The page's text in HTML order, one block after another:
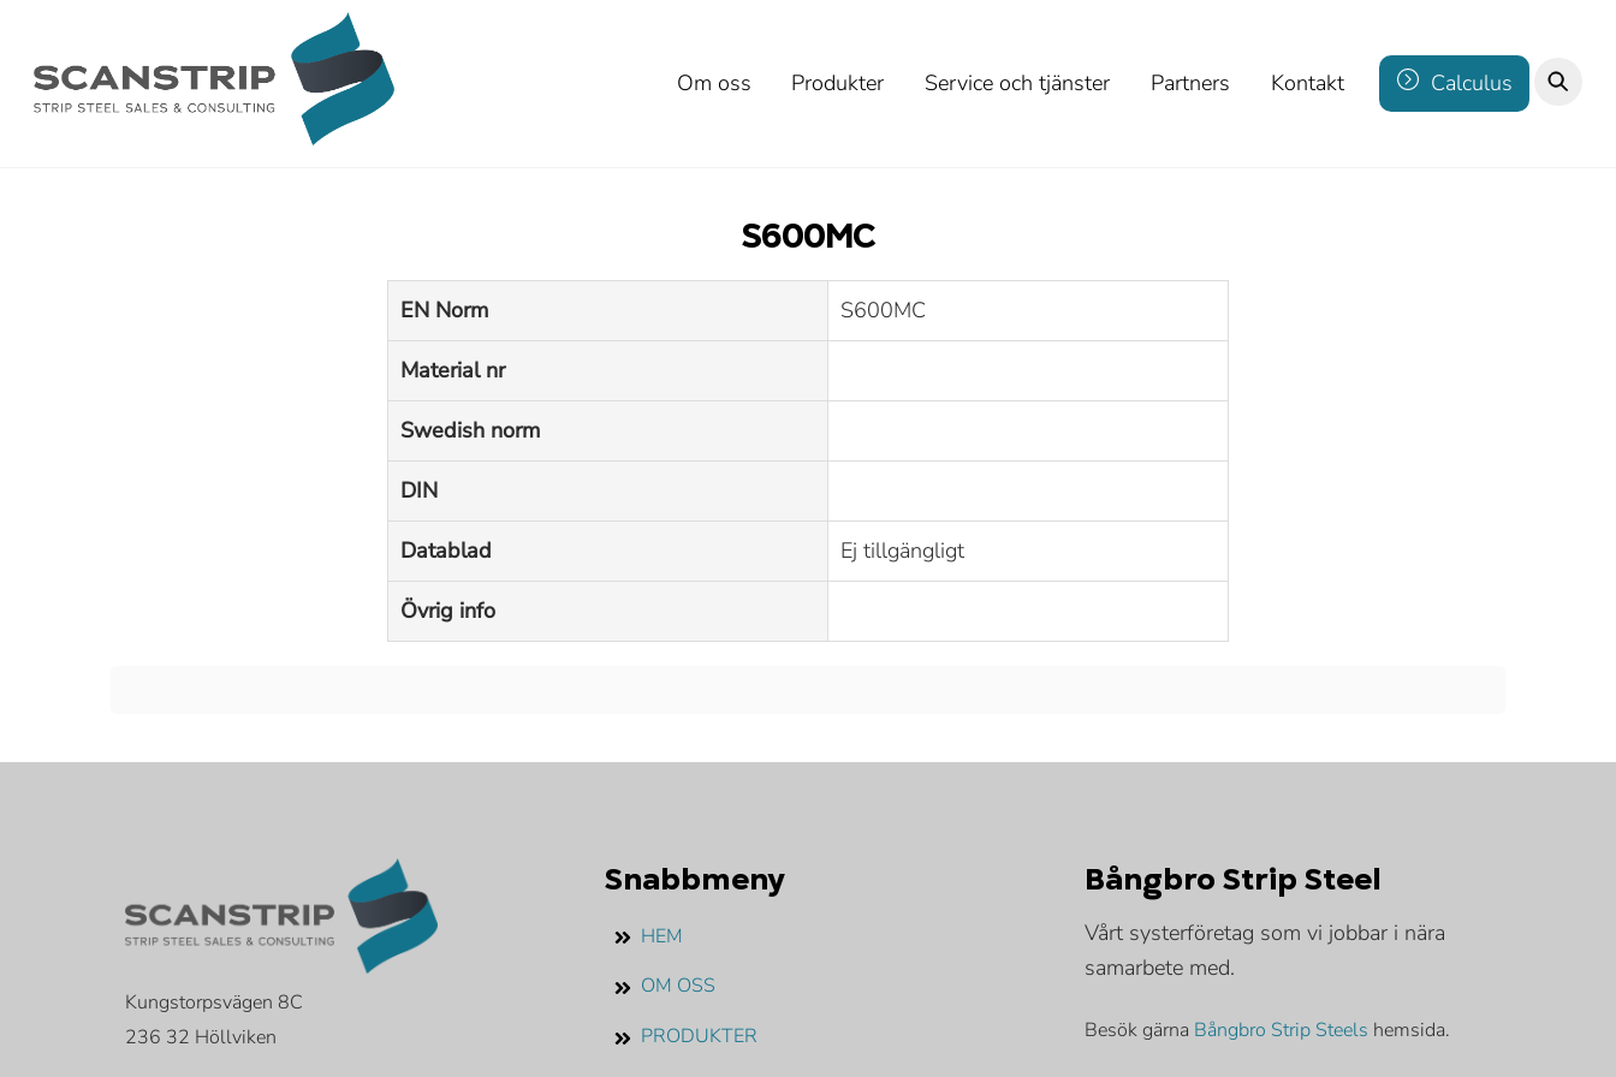
content
Om oss Produkter Service och tjänster Partners Kontakt Calculus
S600MC
EN Norm S600MC
Material nr
Swedish norm
DIN
Datablad Ej tillgängligt
Övrig info
Kungstorpsvägen 8C
236 32 Höllviken
Snabbmeny
HEM
OM OSS
PRODUKTER
Bångbro Strip Steel
Vårt systerföretag som vi jobbar i nära
samarbete med.
Besök gärna Bångbro Strip Steels hemsida.